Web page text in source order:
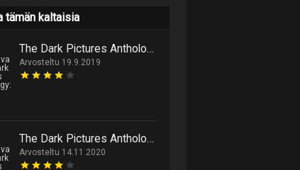
tämän kaltaisia
The Dark Pictures Anthology: Man of Medan
Arvosteltu 19.9.2019
The Dark Pictures Anthology: Little Hope
Arvosteltu 14.11.2020